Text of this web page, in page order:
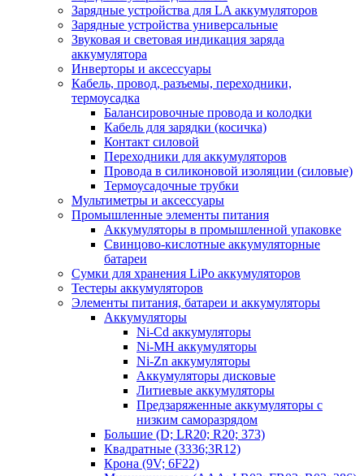
Зарядные устройства для LA аккумуляторов
Зарядные устройства универсальные
Звуковая и световая индикация заряда
аккумулятора
Инверторы и аксессуары
Кабель, провод, разъемы, переходники,
термоусадка
Балансировочные провода и колодки
Кабель для зарядки (косичка)
Контакт силовой
Переходники для аккумуляторов
Провода в силиконовой изоляции (силовые)
Термоусадочные трубки
Мультиметры и аксессуары
Промышленные элементы питания
Аккумуляторы в промышленной упаковке
Свинцово-кислотные аккумуляторные
батареи
Сумки для хранения LiPo аккумуляторов
Тестеры аккумуляторов
Элементы питания, батареи и аккумуляторы
Аккумуляторы
Ni-Cd аккумуляторы
Ni-MH аккумуляторы
Ni-Zn аккумуляторы
Аккумуляторы дисковые
Литиевые аккумуляторы
Предзаряженные аккумуляторы с
низким саморазрядом
Большие (D; LR20; R20; 373)
Квадратные (3336;3R12)
Крона (9V; 6F22)